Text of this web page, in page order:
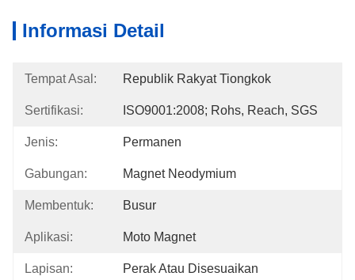
Informasi Detail
Tempat Asal: Republik Rakyat Tiongkok
Sertifikasi: ISO9001:2008; Rohs, Reach, SGS
Jenis: Permanen
Gabungan: Magnet Neodymium
Membentuk: Busur
Aplikasi: Moto Magnet
Lapisan: Perak Atau Disesuaikan